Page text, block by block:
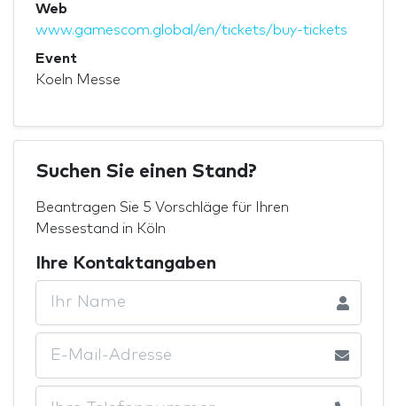
Web
www.gamescom.global/en/tickets/buy-tickets
Event
Koeln Messe
Suchen Sie einen Stand?
Beantragen Sie 5 Vorschläge für Ihren
Messestand in Köln
Ihre Kontaktangaben